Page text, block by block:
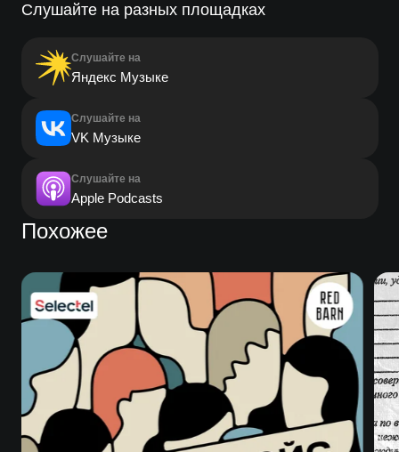
Слушайте на разных площадках
Слушайте на
Яндекс Музыке
Слушайте на
VK Музыке
Слушайте на
Apple Podcasts
Похожее